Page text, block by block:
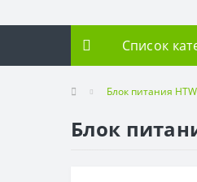
Список
Блок питания
Блок